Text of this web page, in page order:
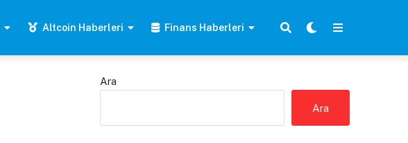
Altcoin Haberleri Finans Haberleri
Ara
Ara